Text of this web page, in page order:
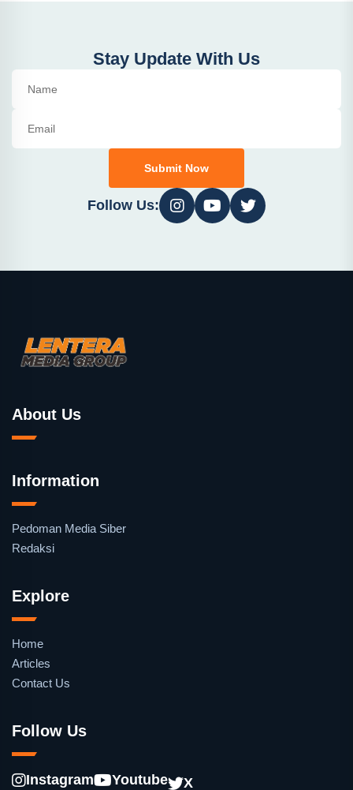
Stay Update With Us
Submit Now
Follow Us:
About Us
Information
Pedoman Media Siber
Redaksi
Explore
Home
Articles
Contact Us
Follow Us
Instagram Youtube X